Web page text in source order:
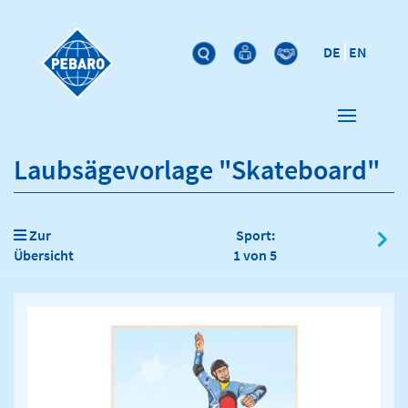
DE EN
Laubsägevorlage "Skateboard"
Zur
Übersicht
Sport:
1 von 5